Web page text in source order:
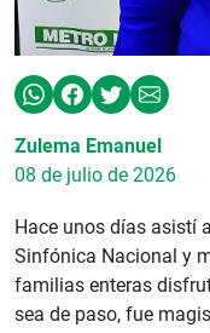
Zulema Emanuel
08 de julio de 2026
Hace unos días asistí
Sinfónica Nacional y
familias enteras
sea de paso, fue